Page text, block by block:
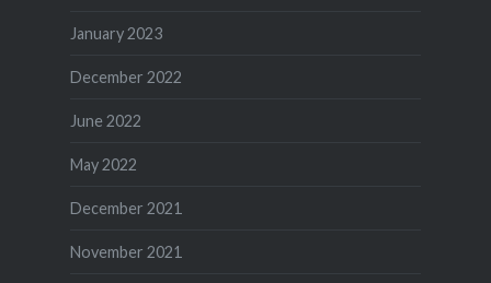
January 2023
December 2022
June 2022
May 2022
December 2021
November 2021